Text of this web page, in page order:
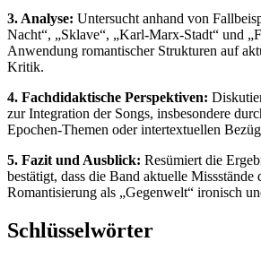
3. Analyse: Untersucht anhand von
Nacht“, „Sklave“, „Karl-Marx-Stadt“ und
Anwendung romantischer Strukturen auf
Kritik.
4. Fachdidaktische Perspektiven:
zur Integration der Songs, insbesondere
Epochen-Themen oder intertextuellen
5. Fazit und Ausblick: Resümiert die
bestätigt, dass die Band aktuelle Missstände
Romantisierung als „Gegenwelt“ ironisch
Schlüsselwörter